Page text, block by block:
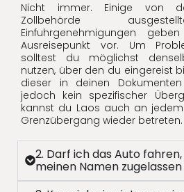
Nicht immer. Einige von
Zollbehörde
Einfuhrgenehmigungen
Ausreisepunkt vor. Um
solltest du möglichst
nutzen, über den du eingereist
dieser in deinen
jedoch kein spezifischer
kannst du Laos auch an
Grenzübergang wieder betreten.
2. Darf ich das Auto
meinen Namen zugelassen